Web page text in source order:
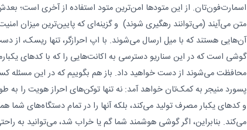
اسمارت‌فون‌تان. از این متودها امن‌ترین متود استفاده از آخری است؛
متن می‌آیند (می‌توانند رهگیری شوند) و گزینه‌ای که پایین‌ترین میزان
آن‌هایی هستند که با میل ارسال می‌شوند. با اپ احرازگر، تنها ریسک، از
گوشی است که در این سناریو دسترسی به اکانت‌هایی را که با کدهای
محافظت می‌شوند از دست خواهید داد. باز هم بگوییم که در این مسئله
پسورد منیجر به کمک‌تان خواهد آمد: نه تنها توکن‌های احراز هویت را به
و کدهای یکبار مصرف تولید می‌کند، بلکه آنها را در تمام دستگاه‌های شما
می‌کند. بنابراین، اگر گوشی هوشمند شما گم یا خراب شد، می‌توانید به